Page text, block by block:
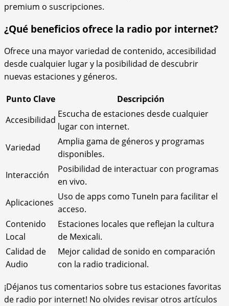
premium o suscripciones.
¿Qué beneficios ofrece la radio por internet?
Ofrece una mayor variedad de contenido, accesibilidad
desde cualquier lugar y la posibilidad de descubrir
nuevas estaciones y géneros.
Punto Clave
Descripción
Accesibilidad
Escucha de estaciones desde cualquier
lugar con internet.
Variedad
Amplia gama de géneros y programas
disponibles.
Interacción
Posibilidad de interactuar con programas
en vivo.
Aplicaciones
Uso de apps como TuneIn para facilitar el
acceso.
Contenido
Local
Estaciones locales que reflejan la cultura
de Mexicali.
Calidad de
Audio
Mejor calidad de sonido en comparación
con la radio tradicional.
¡Déjanos tus comentarios sobre tus estaciones favoritas
de radio por internet! No olvides revisar otros artículos